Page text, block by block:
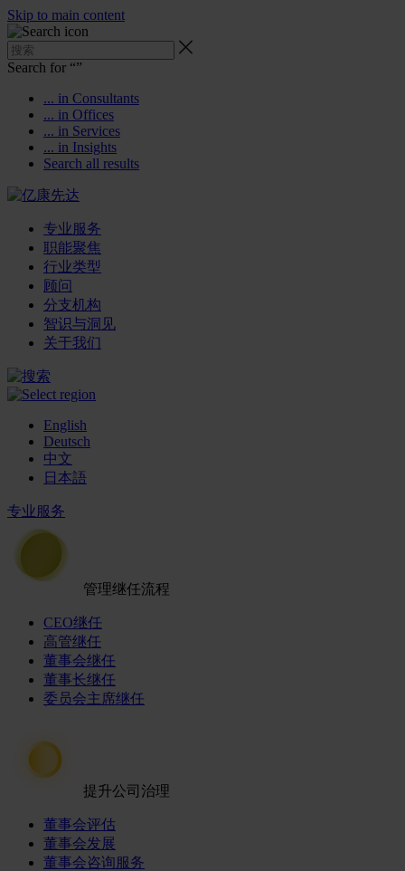
Skip to main content
Search for “”
... in Consultants
... in Offices
... in Services
... in Insights
Search all results
专业服务
职能聚焦
行业类型
顾问
分支机构
智识与洞见
关于我们
English
Deutsch
中文
日本語
专业服务
管理继任流程
CEO继任
高管继任
董事会继任
董事长继任
委员会主席继任
提升公司治理
董事会评估
董事会发展
董事会咨询服务